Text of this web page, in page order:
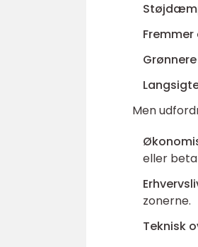
Men
eller
zonerne.
Teknisk